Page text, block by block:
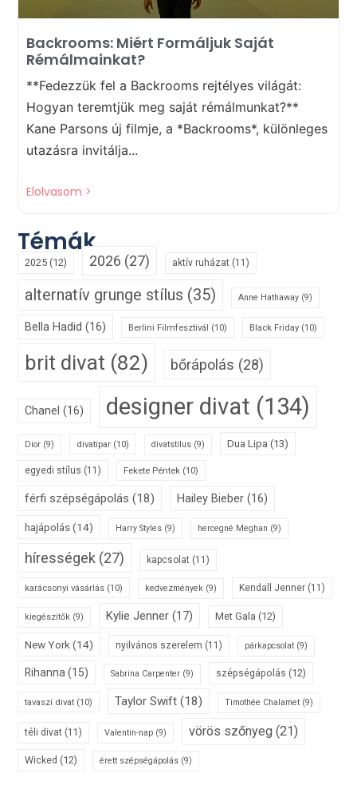
Backrooms: Miért Formáljuk Saját
Rémálmainkat?
**Fedezzük fel a Backrooms rejtélyes világát:
Hogyan teremtjük meg saját rémálmunkat?**
Kane Parsons új filmje, a *Backrooms*, különleges
utazásra invitálja...
Elolvasom >
Témák
2025 (12) 2026 (27) aktív ruházat (11)
alternatív grunge stílus (35) Anne Hathaway (9)
Bella Hadid (16) Berlini Filmfesztivál (10) Black Friday (10)
brit divat (82) bőrápolás (28)
Chanel (16) designer divat (134)
Dior (9) divatipar (10) divatstílus (9) Dua Lipa (13)
egyedi stílus (11) Fekete Péntek (10)
férfi szépségápolás (18) Hailey Bieber (16)
hajápolás(14) Harry Styles (9) hercegné Meghan (9)
hírességek (27) kapcsolat (11)
karácsonyi vásárlás (10) kedvezmények (9) Kendall Jenner (11)
kiegészítők (9) Kylie Jenner (17) Met Gala (12)
New York (14) nyilvános szerelem (11) párkapcsolat (9)
Rihanna (15) Sabrina Carpenter (9) szépségápolás (12)
tavaszi divat (10) Taylor Swift (18) Timothée Chalamet (9)
téli divat (11) Valentin-nap (9) vörös szőnyeg (21)
Wicked (12) érett szépségápolás (9)